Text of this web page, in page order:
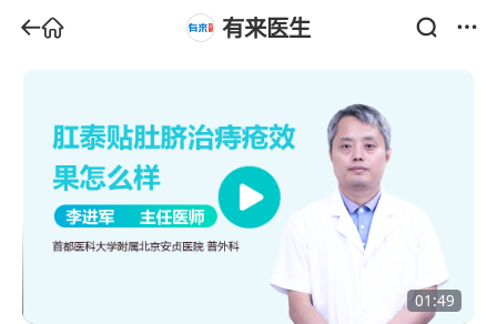
有来医生
01:49